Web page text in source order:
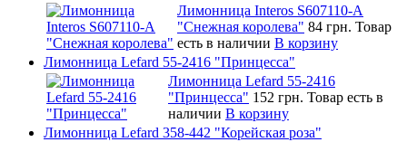
Лимонница Interos S607110-A
"Снежная королева" 84 грн. Товар
есть в наличии В корзину
Лимонница Lefard 55-2416 "Принцесса"
Лимонница Lefard 55-2416
"Принцесса" 152 грн. Товар есть в
наличии В корзину
Лимонница Lefard 358-442 "Корейская роза"